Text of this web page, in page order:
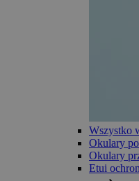
Wszystko
Okulary
Okulary
Etui